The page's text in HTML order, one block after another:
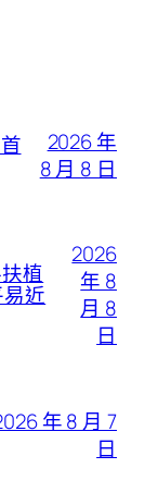
2026 年
8 月 8 日
植
近
2026
年 8
月 8
日
年 8 月 7
日